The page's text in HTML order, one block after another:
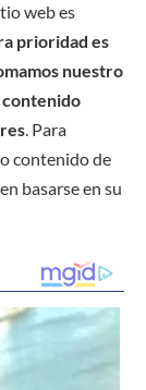
web es
prioridad es
nuestro
. Para
contenido de
basarse en su